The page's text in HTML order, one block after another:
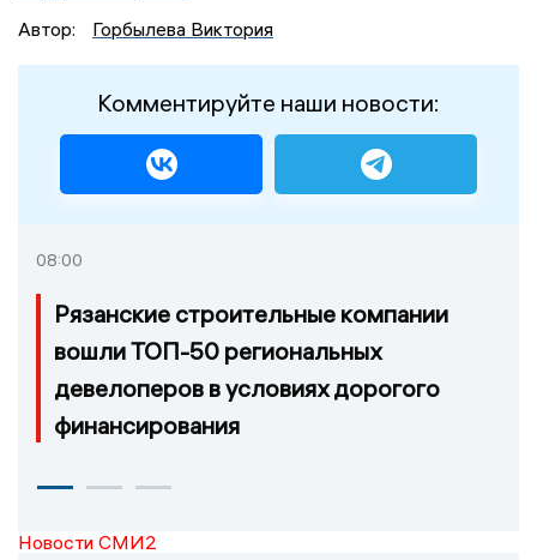
Автор:
Горбылева Виктория
Комментируйте наши новости:
08:00
Рязанские строительные компании
вошли ТОП-50 региональных
девелоперов в условиях дорогого
финансирования
Новости СМИ2